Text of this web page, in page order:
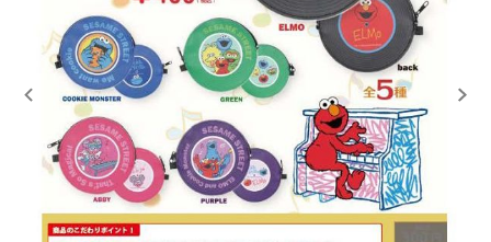
販促用空カプセル
レンタル
景品・玩具・文具
販促用カプセルトイ